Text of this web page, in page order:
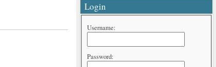
Login
Username:
Password: